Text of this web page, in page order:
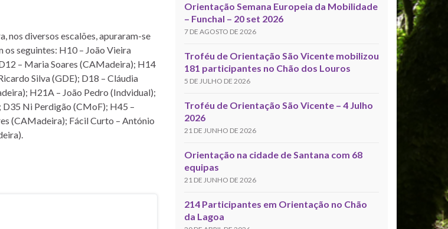
nos diversos escalões, apuraram-se
os seguintes: H10 – João Vieira
– Maria Soares (CAMadeira); H14
Silva (GDE); D18 – Cláudia
H21A – João Pedro (Indvidual);
D35 Ni Perdigão (CMoF); H45 –
(CAMadeira); Fácil Curto – António
Orientação Semana Europeia da Mobilidade
– Funchal – 20 set 2026
7 DE AGOSTO DE 2026
Troféu de Orientação São Vicente mobilizou
181 participantes no Chão dos Louros
5 DE JULHO DE 2026
Troféu de Orientação São Vicente – 4 Julho
2026
21 DE JUNHO DE 2026
Orientação na cidade de Santana com 68
equipas
21 DE JUNHO DE 2026
214 Participantes em Orientação no Chão
da Lagoa